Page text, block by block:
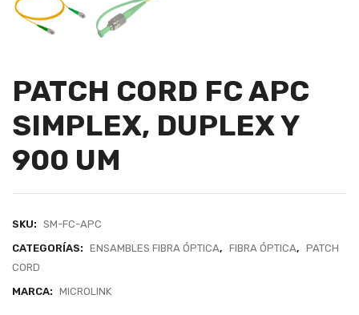
PATCH CORD FC APC
SIMPLEX, DUPLEX Y
900 UM
SKU: SM-FC-APC
CATEGORÍAS: ENSAMBLES FIBRA ÓPTICA, FIBRA ÓPTICA, PATCH
CORD
MARCA: MICROLINK